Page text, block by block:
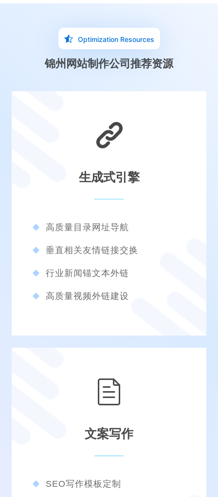
Optimization Resources
锦州网站制作公司推荐资源
生成式引擎
高质量目录网址导航
垂直相关友情链接交换
行业新闻锚文本外链
高质量视频外链建设
文案写作
SEO写作模板定制